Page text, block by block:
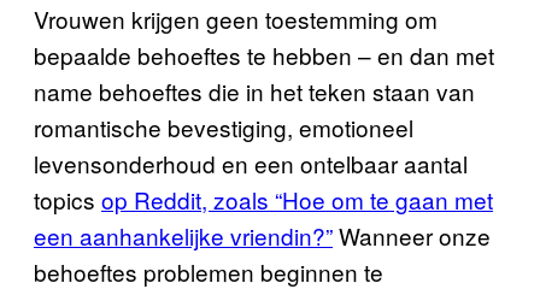
Vrouwen krijgen geen toestemming om
bepaalde behoeftes te hebben – en dan met
name behoeftes die in het teken staan van
romantische bevestiging, emotioneel
levensonderhoud en een ontelbaar aantal
topics op Reddit, zoals “Hoe om te gaan met
een aanhankelijke vriendin?”Wanneer onze
behoeftes problemen beginnen te